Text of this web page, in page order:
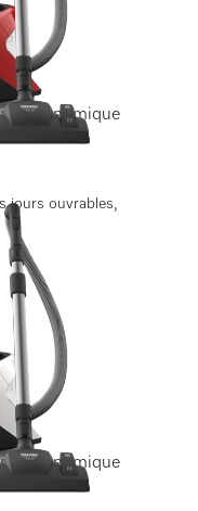
ergonomique
jours ouvrables,
ergonomique